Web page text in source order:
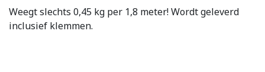
Weegt slechts 0,45 kg per 1,8 meter! Wordt geleverd
inclusief klemmen.